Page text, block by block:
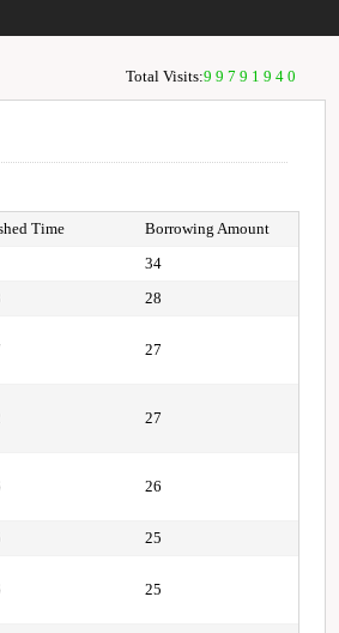
Total Visits:99791940
Time
Borrowing Amount
34
28
27
27
26
25
25